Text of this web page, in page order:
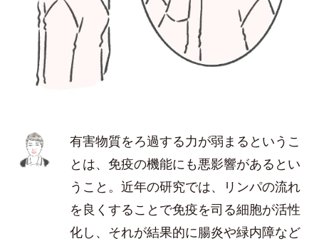
有害物質をろ過する力が弱まるというこ
とは、免疫の機能にも悪影響があるとい
うこと。近年の研究では、リンパの流れ
を良くすることで免疫を司る細胞が活性
化し、それが結果的に腸炎や緑内障など